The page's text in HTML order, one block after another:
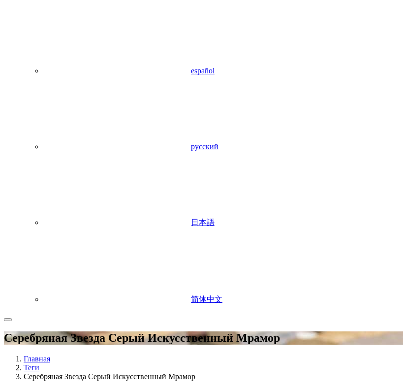
español
русский
日本語
简体中文
Серебряная Звезда Серый Искусственный Мрамор
Главная
Теги
Серебряная Звезда Серый Искусственный Мрамор